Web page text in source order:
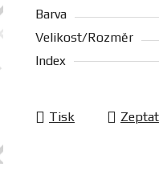
Barva
Velikost/Rozměr
Index
Tisk